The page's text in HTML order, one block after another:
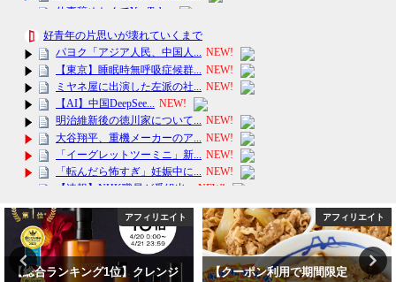
アフィリエイト
【総合ランキング1位】クレンジ
アフィリエイト
【クーポン利用で期間限定